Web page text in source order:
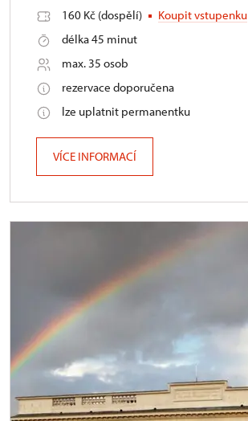
160 Kč (dospělí)
Koupit vstupenku
délka 45 minut
max. 35 osob
rezervace doporučena
lze uplatnit permanentku
VÍCE INFORMACÍ